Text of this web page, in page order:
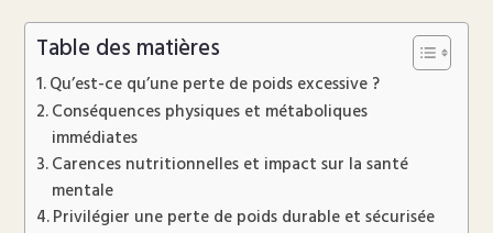
Table des matières
Qu’est-ce qu’une perte de poids excessive ?
Conséquences physiques et métaboliques
immédiates
Carences nutritionnelles et impact sur la santé
mentale
Privilégier une perte de poids durable et sécurisée